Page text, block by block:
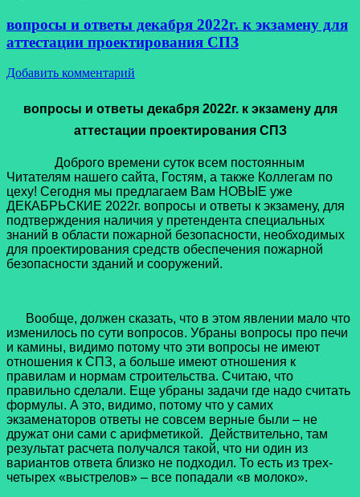
вопросы и ответы декабря 2022г. к экзамену для
аттестации проектирования СПЗ
Добавить комментарий
вопросы и ответы декабря 2022г. к экзамену для
аттестации проектирования СПЗ
Доброго времени суток всем постоянным
Читателям нашего сайта, Гостям, а также Коллегам по
цеху! Сегодня мы предлагаем Вам НОВЫЕ уже
ДЕКАБРЬСКИЕ 2022г. вопросы и ответы к экзамену, для
подтверждения наличия у претендента специальных
знаний в области пожарной безопасности, необходимых
для проектирования средств обеспечения пожарной
безопасности зданий и сооружений.
Вообще, должен сказать, что в этом явлении мало что
изменилось по сути вопросов. Убраны вопросы про печи
и камины, видимо потому что эти вопросы не имеют
отношения к СПЗ, а больше имеют отношения к
правилам и нормам строительства. Считаю, что
правильно сделали. Еще убраны задачи где надо считать
формулы. А это, видимо, потому что у самих
экзаменаторов ответы не совсем верные были – не
дружат они сами с арифметикой. Действительно, там
результат расчета получался такой, что ни один из
вариантов ответа близко не подходил. То есть из трех-
четырех «выстрелов» – все попадали «в молоко».